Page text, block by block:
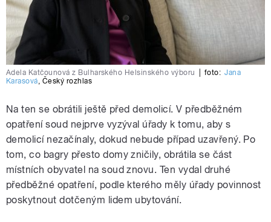
Adela Katčounová z Bulharského Helsinského výboru foto: Jana
Karasová, Český rozhlas
Na ten se obrátili ještě před demolicí. V předběžném
opatření soud nejprve vyzýval úřady k tomu, aby s
demolicí nezačínaly, dokud nebude případ uzavřený. Po
tom, co bagry přesto domy zničily, obrátila se část
místních obyvatel na soud znovu. Ten vydal druhé
předběžné opatření, podle kterého měly úřady povinnost
poskytnout dotčeným lidem ubytování.